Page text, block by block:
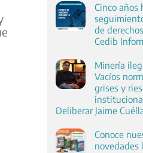
Cinco años
de
Cedib
Minería
Vacíos
grises y
Deliberar Jaime
Conoce
novedades